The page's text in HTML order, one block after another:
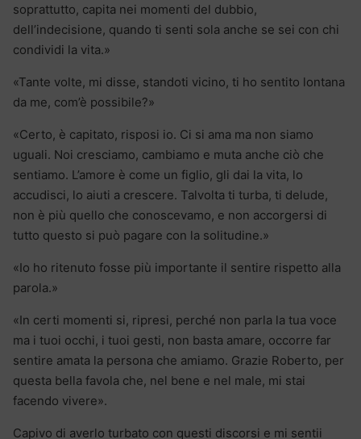
soprattutto, capita nei momenti del dubbio,
dell’indecisione, quando ti senti sola anche se sei con chi
condividi la vita.»
«Tante volte, mi disse, standoti vicino, ti ho sentito lontana
da me, com’è possibile?»
«Certo, è capitato, risposi io. Ci si ama ma non siamo
uguali. Noi cresciamo, cambiamo e muta anche ciò che
sentiamo. L’amore è come un figlio, gli dai la vita, lo
accudisci, lo aiuti a crescere. Talvolta ti turba, ti delude,
non è più quello che conoscevamo, e non accorgersi di
tutto questo si può pagare con la solitudine.»
«Io ho ritenuto fosse più importante il sentire rispetto alla
parola.»
«In certi momenti si, ripresi, perché non parla la tua voce
ma i tuoi occhi, i tuoi gesti, non basta amare, occorre far
sentire amata la persona che amiamo. Grazie Roberto, per
questa bella favola che, nel bene e nel male, mi stai
facendo vivere».
Capivo di averlo turbato con questi discorsi e mi sentii